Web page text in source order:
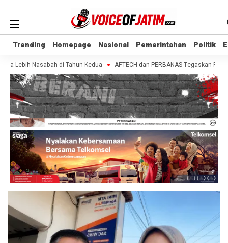
Trending Homepage Nasional Pemerintahan Politik
Trending Homepage Nasional Pemerintahan Politik
Lebih Nasabah di Tahun Kedua AFTECH dan PERBANAS Tegaskan